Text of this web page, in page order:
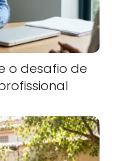
o desafio de